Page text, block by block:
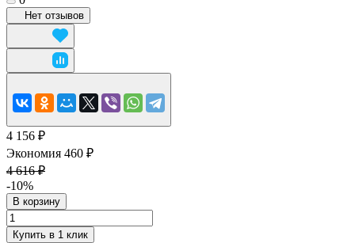
Нет отзывов
4 156 ₽
Экономия 460 ₽
4 616 ₽
-10%
В корзину
Купить в 1 клик